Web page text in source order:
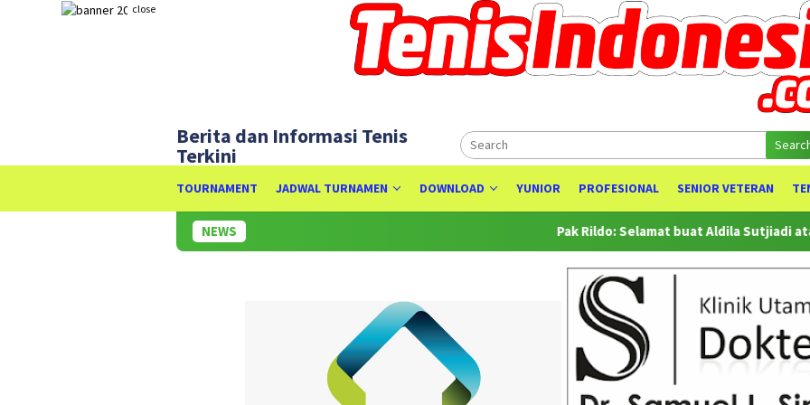
close
Berita dan Informasi Tenis
Terkini
TOURNAMENT JADWAL TURNAMEN DOWNLOAD YUNIOR PROFESIONAL SENIOR VETERAN
NEWS Pak Rildo: Selamat buat Aldila Sutjiadi atas